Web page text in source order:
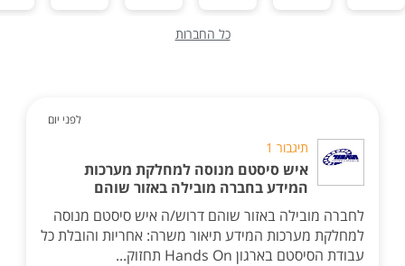
כל החברות
לפני יום
תיגבור 1
איש סיסטם מנוסה למחלקת מערכות
המידע בחברה מובילה באזור שוהם
לחברה מובילה באזור שוהם דרוש/ה איש סיסטם מנוסה
למחלקת מערכות המידע תיאור משרה: אחריות והובלת כל
עבודת הסיסטם בארגון Hands On תחזוק...